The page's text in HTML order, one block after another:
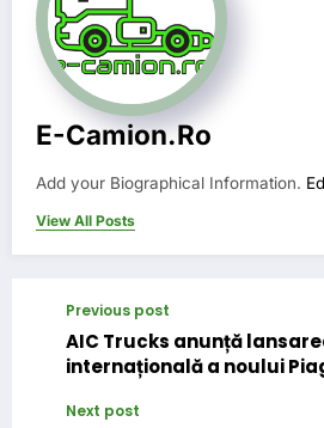
E-Camion.ro
Add your Biographical Information.
View All Posts
Previous post
AIC Trucks anunță
internațională a noului
Next post